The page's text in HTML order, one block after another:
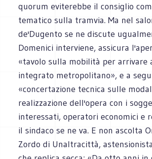
quorum eviterebbe il consiglio
tematico sulla tramvia. Ma nel
de'Dugento se ne discute
Domenici interviene, assicura
«tavolo sulla mobilità per arrivare
integrato metropolitano», e a
«concertazione tecnica sulle
realizzazione dell'opera con i
interessati, operatori economici e
il sindaco se ne va. E non ascolta
Zordo di Unaltracittà,